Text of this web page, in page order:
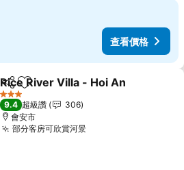
查看價格
分享 加入我的最愛
Rice River Villa - Hoi An
3 星級
9.4 超級讚
306
會安市
部分客房可欣賞河景查看價格